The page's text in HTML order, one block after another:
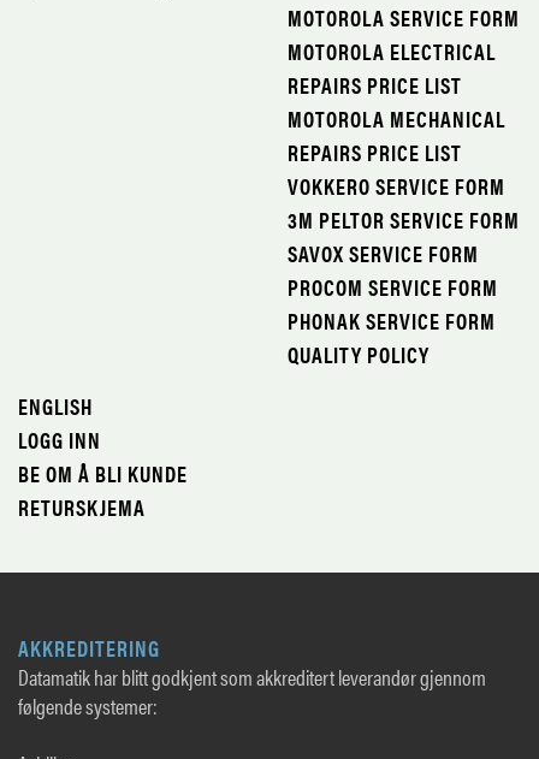
MOTOROLA SERVICE FORM
MOTOROLA ELECTRICAL
REPAIRS PRICE LIST
MOTOROLA MECHANICAL
REPAIRS PRICE LIST
VOKKERO SERVICE FORM
3M PELTOR SERVICE FORM
SAVOX SERVICE FORM
PROCOM SERVICE FORM
PHONAK SERVICE FORM
QUALITY POLICY
ENGLISH
LOGG INN
BE OM Å BLI KUNDE
RETURSKJEMA
AKKREDITERING
Datamatik har blitt godkjent som akkreditert leverandør gjennom
følgende systemer: